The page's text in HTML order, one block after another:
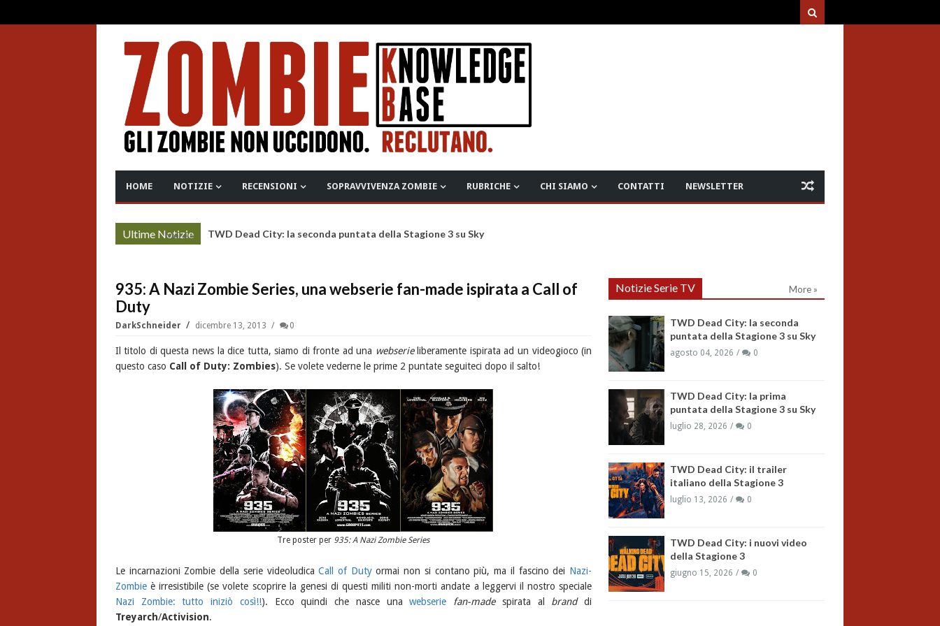
HOME NOTIZIE RECENSIONI SOPRAVVIVENZA ZOMBIE RUBRICHE CHI SIAMO CONTATTI NEWSLETTER
Ultime Notizie
More » TWD Dead City: la seconda puntata della Stagione 3 su Sky
935: A Nazi Zombie Series, una webserie fan-made ispirata a Call of
Duty
DarkSchneider dicembre 13, 2013 0
Il titolo di questa news la dice tutta, siamo di fronte ad una webserieliberamente ispirata ad un videogioco (in
questo caso Call of Duty: Zombies). Se volete vederne le prime 2 puntate seguiteci dopo il salto!
Tre poster per 935: A Nazi Zombie Series
Le incarnazioni Zombie della serie videoludicaCall of Dutyormai non si contano più, ma il fascino dei Nazi-
Zombieè irresistibile (se volete scoprire la genesi di questi militi non-morti andate a leggervi il nostro speciale
Nazi Zombie: tutto iniziò così!!). Ecco quindi che nasce unawebserie fan-madespirata al branddi
Treyarch/Activision.
Notizie Serie TV More »
TWD Dead City: la seconda
puntata della Stagione 3 su Sky
agosto 04, 2026 0
TWD Dead City: la prima
puntata della Stagione 3 su Sky
luglio 28, 2026 0
TWD Dead City: il trailer
italiano della Stagione 3
luglio 13, 2026 0
TWD Dead City: i nuovi video
della Stagione 3
giugno 15, 2026 0